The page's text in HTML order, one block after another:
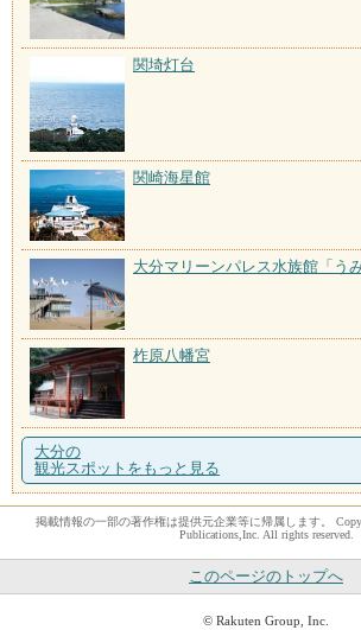
関埼灯台
関崎海星館
大分マリーンパレス水族館「う
柞原八幡宮
大分の
観光スポットをもっと見る
掲載情報の一部の著作権は提供元企業等に帰属します。
Publications,Inc. All rights reserved.
このページのトップへ
© Rakuten Group, Inc.